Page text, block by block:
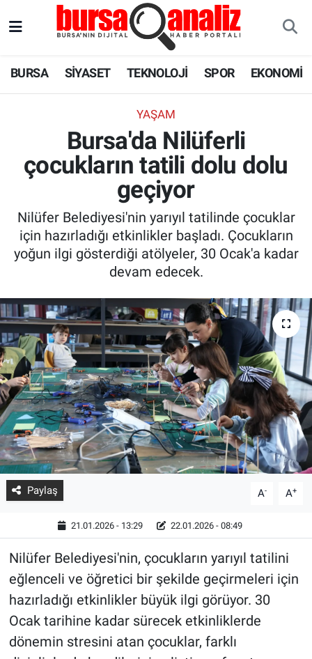
BURSA SİYASET TEKNOLOJİ SPOR EKONOMİ
YAŞAM
Bursa'da Nilüferli
çocukların tatili dolu dolu
geçiyor
Nilüfer Belediyesi'nin yarıyıl tatilinde çocuklar
için hazırladığı etkinlikler başladı. Çocukların
yoğun ilgi gösterdiği atölyeler, 30 Ocak'a kadar
devam edecek.
Paylaş A- A+
21.01.2026 - 13:29 22.01.2026 - 08:49
Nilüfer Belediyesi'nin, çocukların yarıyıl tatilini
eğlenceli ve öğretici bir şekilde geçirmeleri için
hazırladığı etkinlikler büyük ilgi görüyor. 30
Ocak tarihine kadar sürecek etkinliklerde
dönemin stresini atan çocuklar, farklı
SPOR
SAĞLIK
ASTROLOJİ
BLOG
Süper Lig Puan Durumu ve Fikstür
Tüm Manşetler
Son Dakika Haberleri
Haber Arşivi